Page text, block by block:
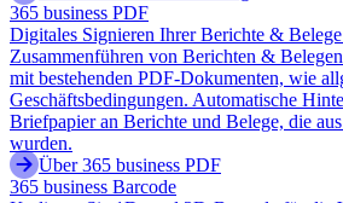
365 business PDF
Digitales Signieren Ihrer Berichte &
Zusammenführen von Berichten &
mit bestehenden PDF-Dokumenten, wie
Geschäftsbedingungen. Automatische
Briefpapier an Berichte und Belege, die
wurden.
Über 365 business PDF
365 business Barcode